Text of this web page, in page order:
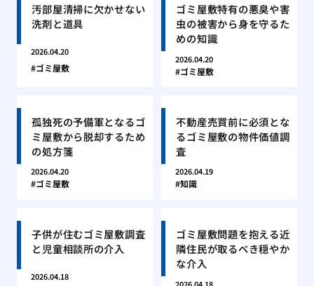
汚部屋清掃に欠かせない
洗剤と道具
2026.04.20
ゴミ屋敷
ゴミ屋敷特有の悪臭や害
虫の被害から身を守るた
めの知識
2026.04.20
ゴミ屋敷
孤独死の予備軍となるゴ
ミ屋敷から脱却するため
の処方箋
2026.04.20
ゴミ屋敷
不動産売買前に必須とな
るゴミ屋敷の物件価値調
査
2026.04.19
知識
子供が住むゴミ屋敷調査
と児童相談所の介入
2026.04.18
ゴミ屋敷問題を抱える近
隣住民が取るべき穏やか
な介入